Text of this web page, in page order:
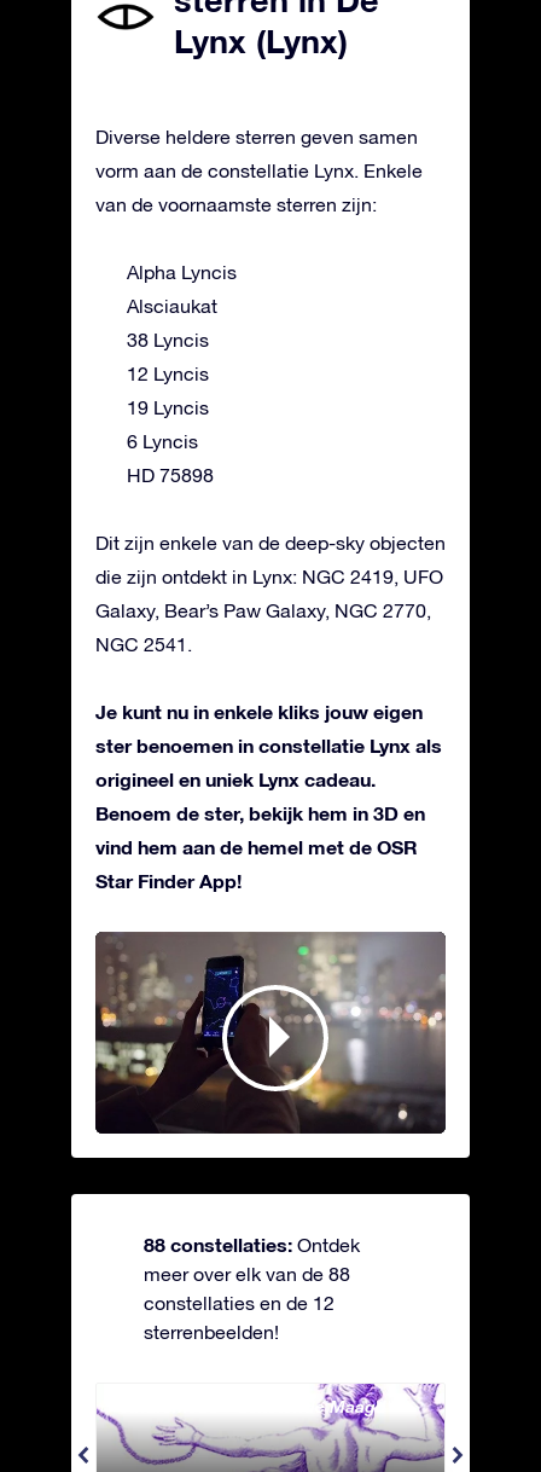
Lynx (Lynx)
Diverse heldere sterren geven samen
vorm aan de constellatie Lynx. Enkele
van de voornaamste sterren zijn:
Alpha Lyncis
Alsciaukat
38 Lyncis
12 Lyncis
19 Lyncis
6 Lyncis
HD 75898
Dit zijn enkele van de deep-sky objecten
die zijn ontdekt in Lynx: NGC 2419, UFO
Galaxy, Bear’s Paw Galaxy, NGC 2770,
NGC 2541.
Je kunt nu in enkele kliks jouw eigen
ster benoemen in constellatie Lynx als
origineel en uniek Lynx cadeau.
Benoem de ster, bekijk hem in 3D en
vind hem aan de hemel met de OSR
Star Finder App!
88 constellaties: Ontdek
meer over elk van de 88
constellaties en de 12
sterrenbeelden!
Andromeda - Geketende Maagd